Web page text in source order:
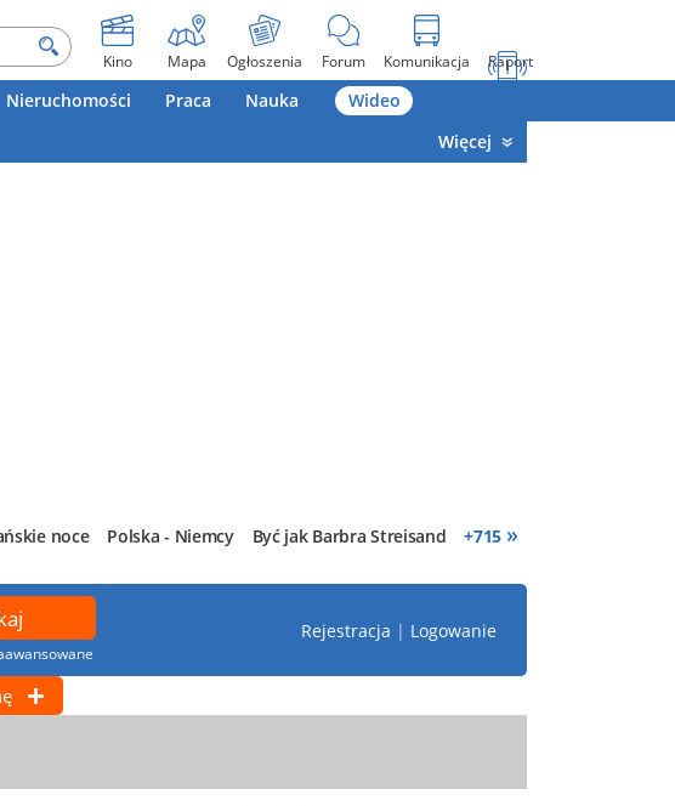
Kino Mapa Ogłoszenia Forum Komunikacja Raport
Nieruchomości Praca Nauka
Wideo
Więcej
noce Polska - Niemcy Być jak Barbra Streisand +715 »
Rejestracja | Logowanie